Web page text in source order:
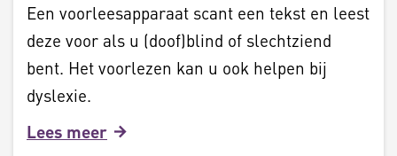
Een voorleesapparaat scant een tekst en leest
deze voor als u (doof)blind of slechtziend
bent. Het voorlezen kan u ook helpen bij
dyslexie.
Lees meer